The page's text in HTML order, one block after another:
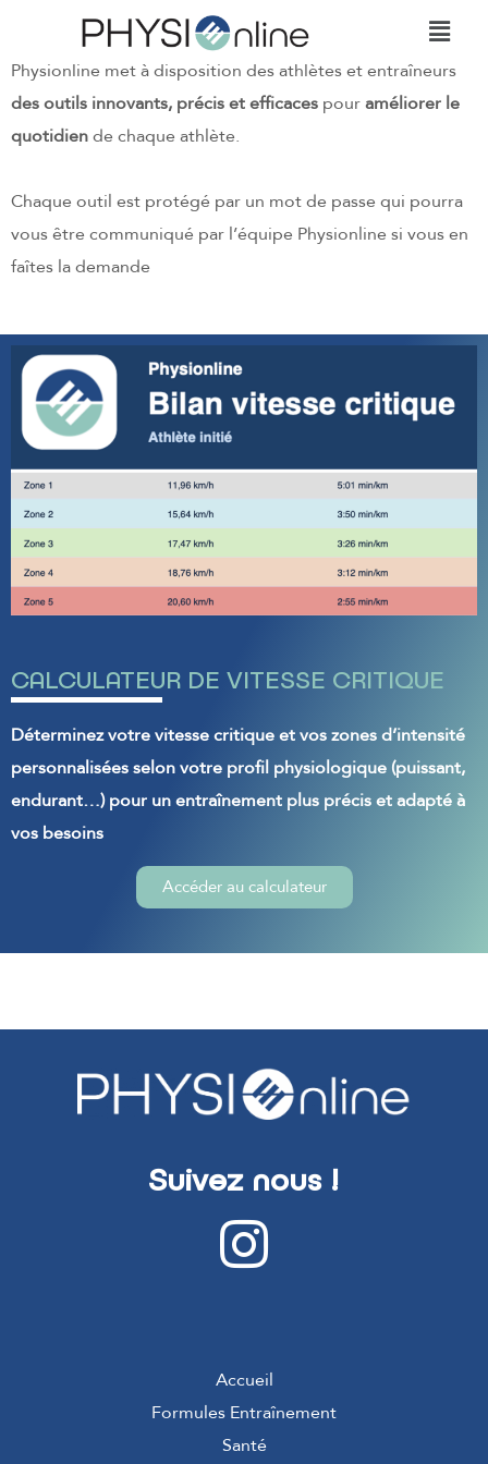
Physionline met à disposition des athlètes et entraîneurs
des outils innovants, précis et efficaces pouraméliorer le
quotidiende chaque athlète.
Chaque outil est protégé par un mot de passe qui pourra
vous être communiqué par l’équipe Physionline si vous en
faîtes la demande
CALCULATEUR DE VITESSE CRITIQUE
Déterminez votre vitesse critique et vos zones d’intensité
personnalisées selon votre profil physiologique (puissant,
endurant…) pour un entraînement plus précis et adapté à
vos besoins
Accéder au calculateur
Suivez nous !
Accueil
Formules Entraînement
Santé